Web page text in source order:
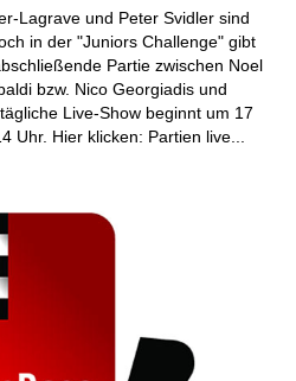
Lagrave und Peter Svidler sind
in der "Juniors Challenge" gibt
Partie zwischen Noel
bzw. Nico Georgiadis und
Live-Show beginnt um 17
Uhr. Hier klicken: Partien live...